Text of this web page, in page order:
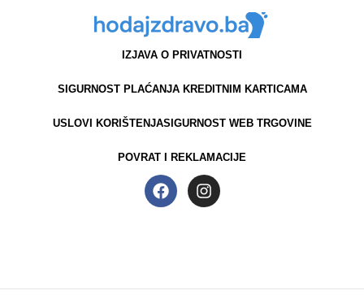
IZJAVA O PRIVATNOSTI
SIGURNOST PLAĆANJA KREDITNIM KARTICAMA
USLOVI KORIŠTENJASIGURNOST WEB TRGOVINE
POVRAT I REKLAMACIJE